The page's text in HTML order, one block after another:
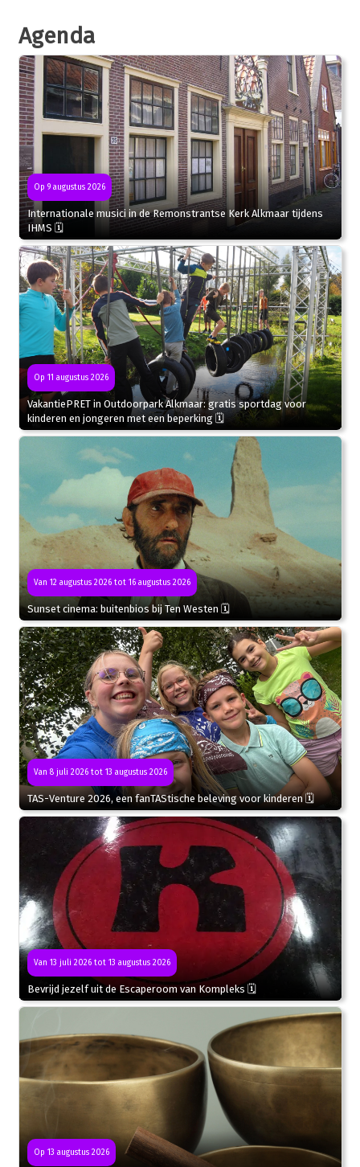
Agenda
Op 9 augustus 2026
Internationale musici in de Remonstrantse Kerk Alkmaar tijdens
IHMS 🗓
Op 11 augustus 2026
VakantiePRET in Outdoorpark Alkmaar: gratis sportdag voor
kinderen en jongeren met een beperking 🗓
Van 12 augustus 2026 tot 16 augustus 2026
Sunset cinema: buitenbios bij Ten Westen 🗓
Van 8 juli 2026 tot 13 augustus 2026
TAS-Venture 2026, een fanTAStische beleving voor kinderen 🗓
Van 13 juli 2026 tot 13 augustus 2026
Bevrijd jezelf uit de Escaperoom van Kompleks 🗓
Op 13 augustus 2026